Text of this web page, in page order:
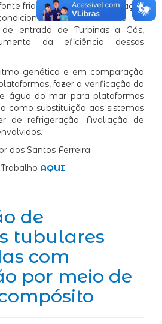
fria para fins de refrigeração
e como forma de
entrada de Turbinas a Gás,
da eficiência dessas
genético e em comparação
fazer a verificação da
água do mar para plataformas
como substituição aos sistemas
de refrigeração. Avaliação de
dos Santos Ferreira
AQUI.
de
tubulares
com
por meio de